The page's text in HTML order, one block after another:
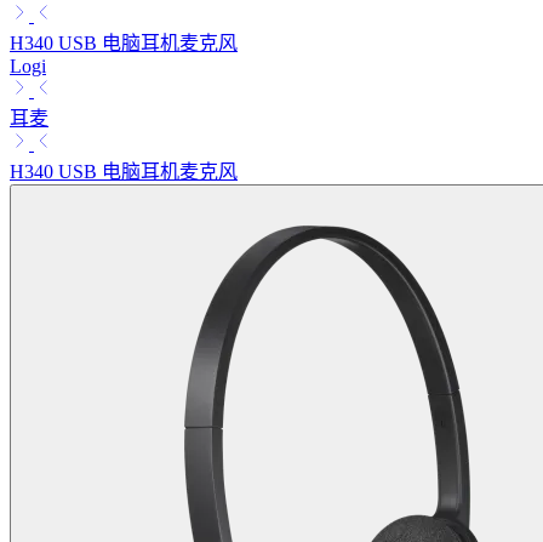
H340 USB 电脑耳机麦克风
Logi
耳麦
H340 USB 电脑耳机麦克风